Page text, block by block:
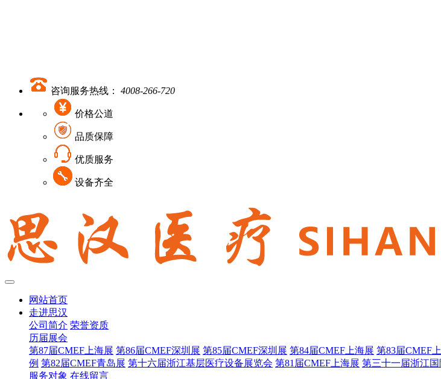
咨询服务热线： 4008-266-720
价格公道
品质保障
优质服务
设备齐全
网站首页
走进思汉
公司简介 荣誉资质
历届展会
第87届CMEF上海展 第86届CMEF深圳展 第85届CMEF深圳展 第84届CMEF上海展 第83届CMEF
例 第82届CMEF青岛展 第十六届浙江基层医疗设备展览会 第81届CMEF上海展 第三十一届浙江
服务对象 在线留言